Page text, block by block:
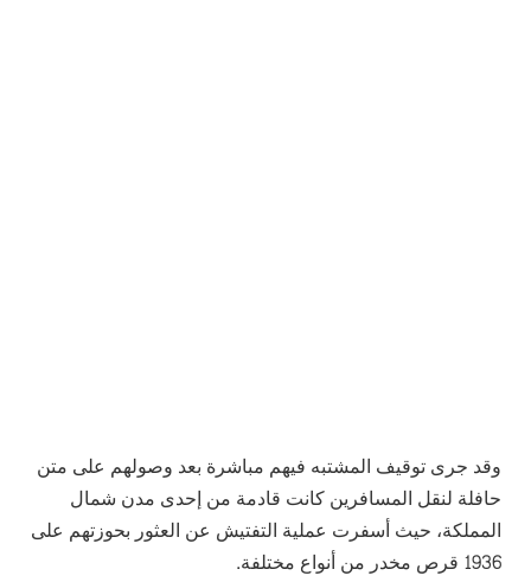
وقد جرى توقيف المشتبه فيهم مباشرة بعد وصولهم على متن
حافلة لنقل المسافرين كانت قادمة من إحدى مدن شمال
المملكة، حيث أسفرت عملية التفتيش عن العثور بحوزتهم على
1936 قرص مخدر من أنواع مختلفة.